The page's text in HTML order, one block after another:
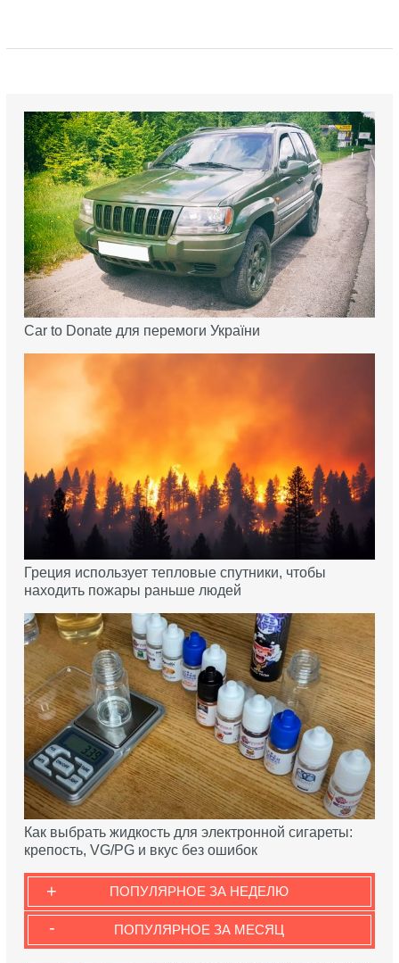
Car to Donate для перемоги України
Греция использует тепловые спутники, чтобы
находить пожары раньше людей
Как выбрать жидкость для электронной сигареты:
крепость, VG/PG и вкус без ошибок
ПОПУЛЯРНОЕ ЗА НЕДЕЛЮ
+
ПОПУЛЯРНОЕ ЗА МЕСЯЦ
-